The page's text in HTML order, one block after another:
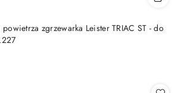
zgrzewarka Leister TRIAC ST - do